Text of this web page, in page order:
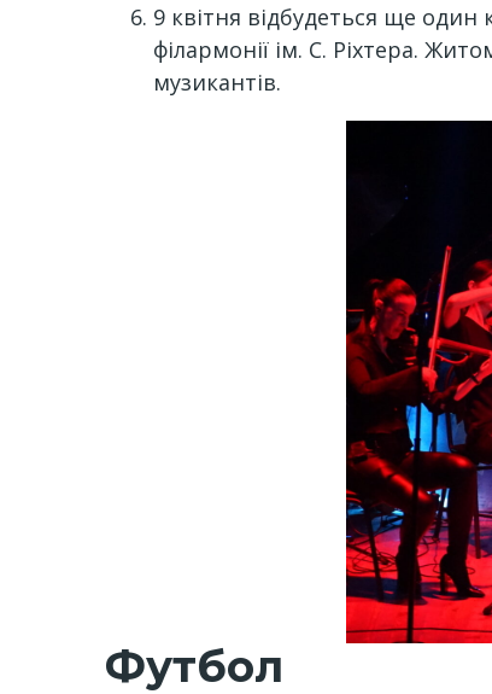
9 квітня відбудеться ще
філармонії ім. С. Ріхтера.
музикантів.
Футбол